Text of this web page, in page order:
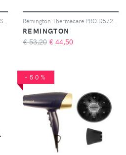
REMINGTON
€ 53,20 € 44,50
-50%